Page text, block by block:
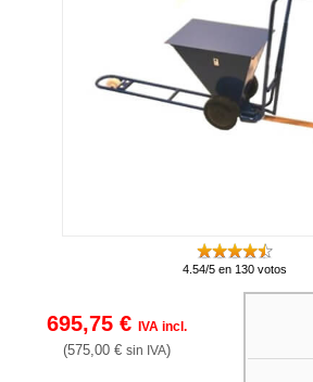
4.54/5 en 130 votos
695,75 €IVA incl.
(575,00 €sin IVA)